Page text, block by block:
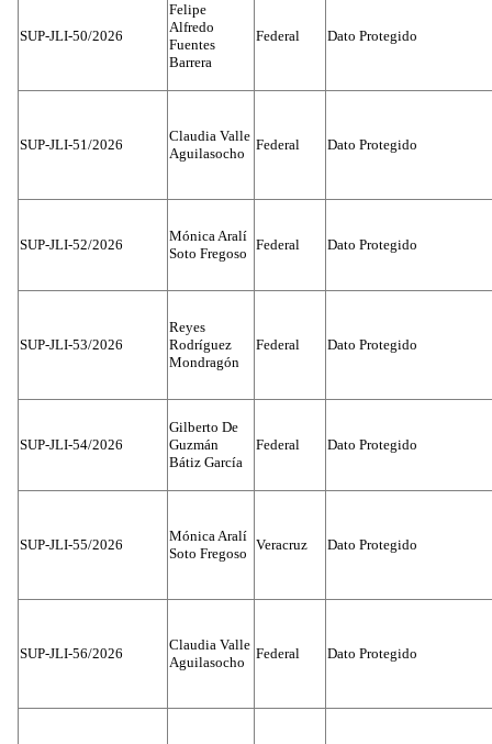
SUP-JLI-50/2026
Felipe
Alfredo
Fuentes
Barrera
Federal Dato Protegido
SUP-JLI-51/2026
Claudia Valle
Aguilasocho
Federal Dato Protegido
SUP-JLI-52/2026
Mónica Aralí
Soto Fregoso
Federal Dato Protegido
SUP-JLI-53/2026
Reyes
Rodríguez
Mondragón
Federal Dato Protegido
SUP-JLI-54/2026
Gilberto De
Guzmán
Bátiz García
Federal Dato Protegido
SUP-JLI-55/2026
Mónica Aralí
Soto Fregoso
Veracruz Dato Protegido
SUP-JLI-56/2026
Claudia Valle
Aguilasocho
Federal Dato Protegido